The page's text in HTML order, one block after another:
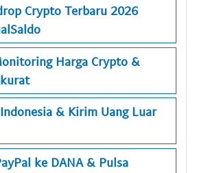
Crypto Terbaru 2026
Harga Crypto &
& Kirim Uang Luar
ke DANA & Pulsa